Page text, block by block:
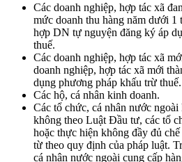
Các doanh nghiệp, hợp tác xã
mức doanh thu hàng năm dưới
hợp DN tự nguyện đăng ký áp
thuế.
Các doanh nghiệp, hợp tác xã
doanh nghiệp, hợp tác xã mới
dụng phương pháp khấu trừ thuế.
Các hộ, cá nhân kinh doanh.
Các tổ chức, cá nhân nước
không theo Luật Đầu tư, các tổ
hoặc thực hiện không đầy đủ
từ theo quy định của pháp luật.
cá nhân nước ngoài cung cấp